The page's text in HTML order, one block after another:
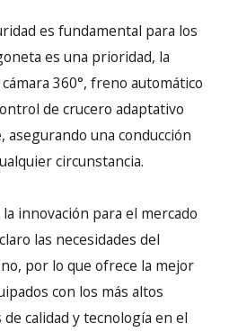
es fundamental para los
es una prioridad, la
360°, freno automático
de crucero adaptativo
asegurando una conducción
circunstancia.
innovación para el mercado
las necesidades del
por lo que ofrece la mejor
con los más altos
calidad y tecnología en el